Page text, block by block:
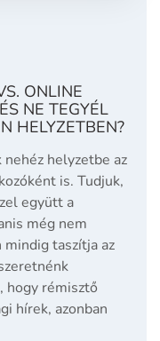
ONLINE
NE TEGYÉL
HELYZETBEN?
helyzetbe az
is. Tudjuk,
együtt a
még nem
taszítja az
hogy rémisztő
hírek, azonban